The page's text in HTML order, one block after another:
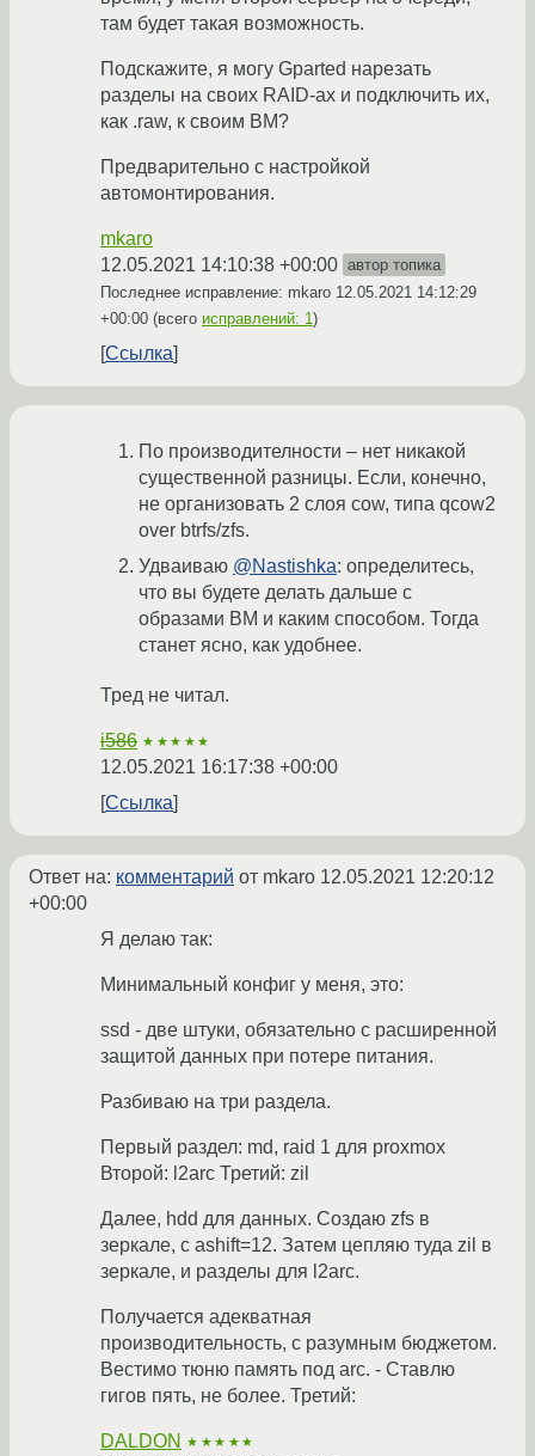
там будет такая возможность.
Подскажите, я могу Gparted нарезать
разделы на своих RAID-ах и подключить их,
как .raw, к своим ВМ?
Предварительно с настройкой
автомонтирования.
mkaro
12.05.2021 14:10:38 +00:00 автор топика
Последнее исправление: mkaro 12.05.2021 14:12:29
+00:00 (всего исправлений: 1)
Ссылка
По производителности – нет никакой
существенной разницы. Если, конечно,
не организовать 2 слоя cow, типа qcow2
over btrfs/zfs.
Удваиваю @Nastishka: определитесь,
что вы будете делать дальше с
образами ВМ и каким способом. Тогда
станет ясно, как удобнее.
Тред не читал.
i586 ★★★★★
12.05.2021 16:17:38 +00:00
Ссылка
Ответ на: комментарий от mkaro 12.05.2021 12:20:12
+00:00
Я делаю так:
Минимальный конфиг у меня, это:
ssd - две штуки, обязательно с расширенной
защитой данных при потере питания.
Разбиваю на три раздела.
Первый раздел: md, raid 1 для proxmox
Второй: l2arc Третий: zil
Далее, hdd для данных. Создаю zfs в
зеркале, с ashift=12. Затем цепляю туда zil в
зеркале, и разделы для l2arc.
Получается адекватная
производительность, с разумным бюджетом.
Вестимо тюню память под arc. - Ставлю
гигов пять, не более. Третий:
DALDON ★★★★★